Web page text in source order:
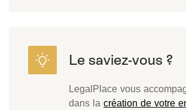
LegalPlace vous
dans la création de votre